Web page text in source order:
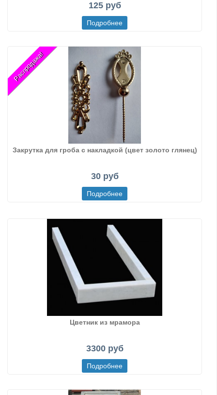
125 руб
Распродажа!
Закрутка для гроба с накладкой (цвет золото глянец)
30 руб
Цветник из мрамора
3300 руб